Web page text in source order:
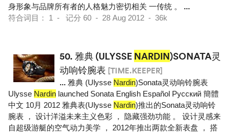
身形象与品牌所有者的人格魅力密切相关 一传统 。 ...
符合词目： 1 - 记分 60 - 28 Aug 2012 - 36k
50. 雅典 (ULYSSE NARDIN)SONATA灵
动响铃腕表 [TIME.KEEPER]
... 雅典 (Ulysse Nardin)Sonata灵动响铃腕表
Ulysse Nardin launched Sonata English Español Pусский 簡體
中文 10月 2012 雅典表(Ulysse Nardin)推出的Sonata灵动响铃
腕表 ， 设计洋溢未来主义色彩 ， 隐藏强劲功能 。 设计灵感来
自超级游艇的空气动力美学 ， 2012年推出两款全新表盘 ， 搭